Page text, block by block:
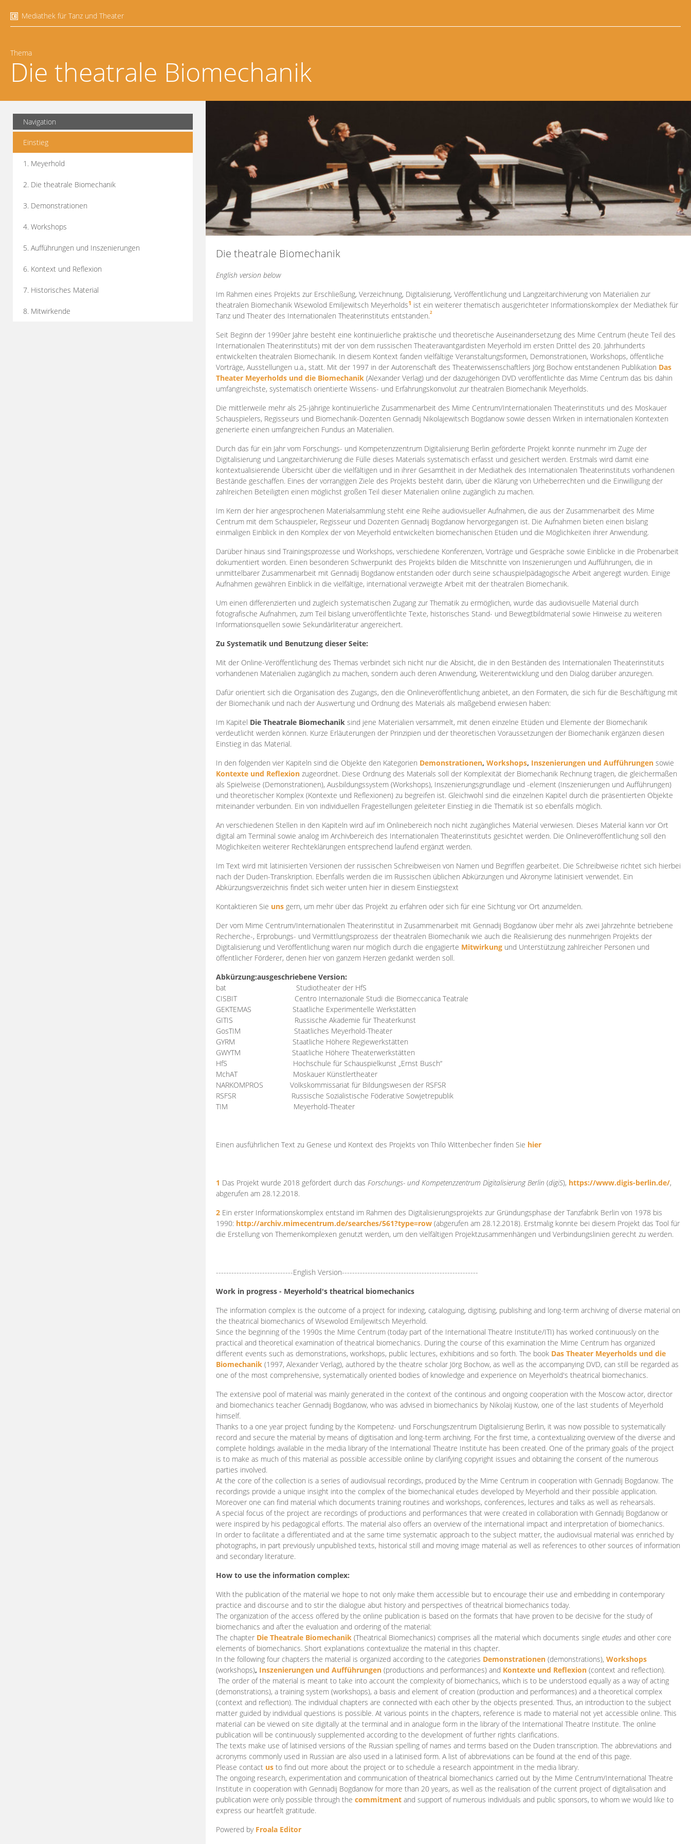
Mediathek für Tanz und Theater
Thema
Die theatrale Biomechanik
Navigation
Einstieg
1. Meyerhold
2. Die theatrale Biomechanik
3. Demonstrationen
4. Workshops
5. Aufführungen und Inszenierungen
6. Kontext und Reflexion
7. Historisches Material
8. Mitwirkende
Die theatrale Biomechanik
English version below
Im Rahmen eines Projekts zur Erschließung, Verzeichnung, Digitalisierung, Veröffentlichung und Langzeitarchivierung von Materialien zur
theatralen Biomechanik Wsewolod Emiljewitsch Meyerholds1 ist ein weiterer thematisch ausgerichteter Informationskomplex der Mediathek für
Tanz und Theater des Internationalen Theaterinstituts entstanden.2
Seit Beginn der 1990er Jahre besteht eine kontinuierliche praktische und theoretische Auseinandersetzung des Mime Centrum (heute Teil des
Internationalen Theaterinstituts) mit der von dem russischen Theateravantgardisten Meyerhold im ersten Drittel des 20. Jahrhunderts
entwickelten theatralen Biomechanik. In diesem Kontext fanden vielfältige Veranstaltungsformen, Demonstrationen, Workshops, öffentliche
Vorträge, Ausstellungen u.a., statt. Mit der 1997 in der Autorenschaft des Theaterwissenschaftlers Jörg Bochow entstandenen Publikation Das
Theater Meyerholds und die Biomechanik (Alexander Verlag) und der dazugehörigen DVD veröffentlichte das Mime Centrum das bis dahin
umfangreichste, systematisch orientierte Wissens- und Erfahrungskonvolut zur theatralen Biomechanik Meyerholds.
Die mittlerweile mehr als 25-jährige kontinuierliche Zusammenarbeit des Mime Centrum/Internationalen Theaterinstituts und des Moskauer
Schauspielers, Regisseurs und Biomechanik-Dozenten Gennadij Nikolajewitsch Bogdanow sowie dessen Wirken in internationalen Kontexten
generierte einen umfangreichen Fundus an Materialien.
Durch das für ein Jahr vom Forschungs- und Kompetenzzentrum Digitalisierung Berlin geförderte Projekt konnte nunmehr im Zuge der
Digitalisierung und Langzeitarchivierung die Fülle dieses Materials systematisch erfasst und gesichert werden. Erstmals wird damit eine
kontextualisierende Übersicht über die vielfältigen und in ihrer Gesamtheit in der Mediathek des Internationalen Theaterinstituts vorhandenen
Bestände geschaffen. Eines der vorrangigen Ziele des Projekts besteht darin, über die Klärung von Urheberrechten und die Einwilligung der
zahlreichen Beteiligten einen möglichst großen Teil dieser Materialien online zugänglich zu machen.
Im Kern der hier angesprochenen Materialsammlung steht eine Reihe audiovisueller Aufnahmen, die aus der Zusammenarbeit des Mime
Centrum mit dem Schauspieler, Regisseur und Dozenten Gennadij Bogdanow hervorgegangen ist. Die Aufnahmen bieten einen bislang
einmaligen Einblick in den Komplex der von Meyerhold entwickelten biomechanischen Etüden und die Möglichkeiten ihrer Anwendung.
Darüber hinaus sind Trainingsprozesse und Workshops, verschiedene Konferenzen, Vorträge und Gespräche sowie Einblicke in die Probenarbeit
dokumentiert worden. Einen besonderen Schwerpunkt des Projekts bilden die Mitschnitte von Inszenierungen und Aufführungen, die in
unmittelbarer Zusammenarbeit mit Gennadij Bogdanow entstanden oder durch seine schauspielpädagogische Arbeit angeregt wurden. Einige
Aufnahmen gewähren Einblick in die vielfältige, international verzweigte Arbeit mit der theatralen Biomechanik.
Um einen differenzierten und zugleich systematischen Zugang zur Thematik zu ermöglichen, wurde das audiovisuelle Material durch
fotografische Aufnahmen, zum Teil bislang unveröffentlichte Texte, historisches Stand- und Bewegtbildmaterial sowie Hinweise zu weiteren
Informationsquellen sowie Sekundärliteratur angereichert.
Zu Systematik und Benutzung dieser Seite:
Mit der Online-Veröffentlichung des Themas verbindet sich nicht nur die Absicht, die in den Beständen des Internationalen Theaterinstituts
vorhandenen Materialien zugänglich zu machen, sondern auch deren Anwendung, Weiterentwicklung und den Dialog darüber anzuregen.
Dafür orientiert sich die Organisation des Zugangs, den die Onlineveröffentlichung anbietet, an den Formaten, die sich für die Beschäftigung mit
der Biomechanik und nach der Auswertung und Ordnung des Materials als maßgebend erwiesen haben:
Im Kapitel Die Theatrale Biomechanik sind jene Materialien versammelt, mit denen einzelne Etüden und Elemente der Biomechanik
verdeutlicht werden können. Kurze Erläuterungen der Prinzipien und der theoretischen Voraussetzungen der Biomechanik ergänzen diesen
Einstieg in das Material.
In den folgenden vier Kapiteln sind die Objekte den Kategorien Demonstrationen, Workshops, Inszenierungen und Aufführungen sowie
Kontexte und Reflexion zugeordnet. Diese Ordnung des Materials soll der Komplexität der Biomechanik Rechnung tragen, die gleichermaßen
als Spielweise (Demonstrationen), Ausbildungssystem (Workshops), Inszenierungsgrundlage und -element (Inszenierungen und Aufführungen)
und theoretischer Komplex (Kontexte und Reflexionen) zu begreifen ist. Gleichwohl sind die einzelnen Kapitel durch die präsentierten Objekte
miteinander verbunden. Ein von individuellen Fragestellungen geleiteter Einstieg in die Thematik ist so ebenfalls möglich.
An verschiedenen Stellen in den Kapiteln wird auf im Onlinebereich noch nicht zugängliches Material verwiesen. Dieses Material kann vor Ort
digital am Terminal sowie analog im Archivbereich des Internationalen Theaterinstituts gesichtet werden. Die Onlineveröffentlichung soll den
Möglichkeiten weiterer Rechteklärungen entsprechend laufend ergänzt werden.
Im Text wird mit latinisierten Versionen der russischen Schreibweisen von Namen und Begriffen gearbeitet. Die Schreibweise richtet sich hierbei
nach der Duden-Transkription. Ebenfalls werden die im Russischen üblichen Abkürzungen und Akronyme latinisiert verwendet. Ein
Abkürzungsverzeichnis findet sich weiter unten hier in diesem Einstiegstext
Kontaktieren Sie uns gern, um mehr über das Projekt zu erfahren oder sich für eine Sichtung vor Ort anzumelden.
Der vom Mime Centrum/Internationalen Theaterinstitut in Zusammenarbeit mit Gennadij Bogdanow über mehr als zwei Jahrzehnte betriebene
Recherche-, Erprobungs- und Vermittlungsprozess der theatralen Biomechanik wie auch die Realisierung des nunmehrigen Projekts der
Digitalisierung und Veröffentlichung waren nur möglich durch die engagierte Mitwirkung und Unterstützung zahlreicher Personen und
öffentlicher Förderer, denen hier von ganzem Herzen gedankt werden soll.
Abkürzung:ausgeschriebene Version:
bat
Studiotheater der HfS
CISBIT
Centro Internazionale Studi die Biomeccanica Teatrale
GEKTEMAS
Staatliche Experimentelle Werkstätten
GITIS
Russische Akademie für Theaterkunst
GosTIM
Staatliches Meyerhold-Theater
GYRM
Staatliche Höhere Regiewerkstätten
GWYTM
Staatliche Höhere Theaterwerkstätten
HfS
Hochschule für Schauspielkunst „Ernst Busch“
MchAT
Moskauer Künstlertheater
NARKOMPROS
Volkskommissariat für Bildungswesen der RSFSR
RSFSR
Russische Sozialistische Föderative Sowjetrepublik
TIM Meyerhold-Theater
Einen ausführlichen Text zu Genese und Kontext des Projekts von Thilo Wittenbecher finden Sie hier
1 Das Projekt wurde 2018 gefördert durch das Forschungs- und Kompetenzzentrum DigitalisierungBerlin (digiS), https://www.digis-berlin.de/,
abgerufen am 28.12.2018.
2 Ein erster Informationskomplex entstand im Rahmen des Digitalisierungsprojekts zur Gründungsphase der Tanzfabrik Berlin von 1978 bis
1990: http://archiv.mimecentrum.de/searches/561?type=row (abgerufen am 28.12.2018). Erstmalig konnte bei diesem Projekt das Tool für
die Erstellung von Themenkomplexen genutzt werden, um den vielfältigen Projektzusammenhängen und Verbindungslinien gerecht zu werden.
------------------------------English Version-----------------------------------------------------
Work in progress - Meyerhold's theatrical biomechanics
The information complex is the outcome of a project for indexing, cataloguing, digitising, publishing and long-term archiving of diverse material on
the theatrical biomechanics of Wsewolod Emiljewitsch Meyerhold.
Since the beginning of the 1990s the Mime Centrum (today part of the International Theatre Institute/ITI) has worked continuously on the
practical and theoretical examination of theatrical biomechanics. During the course of this examination the Mime Centrum has organized
different events such as demonstrations, workshops, public lectures, exhibitions and so forth. The book Das Theater Meyerholds und die
Biomechanik (1997, Alexander Verlag), authored by the theatre scholar Jörg Bochow, as well as the accompanying DVD, can still be regarded as
one of the most comprehensive, systematically oriented bodies of knowledge and experience on Meyerhold's theatrical biomechanics.
The extensive pool of material was mainly generated in the context of the continous and ongoing cooperation with the Moscow actor, director
and biomechanics teacher Gennadij Bogdanow, who was advised in biomechanics by Nikolaij Kustow, one of the last students of Meyerhold
himself.
Thanks to a one year project funding by the Kompetenz- und Forschungszentrum Digitalisierung Berlin, it was now possible to systematically
record and secure the material by means of digitisation and long-term archiving. For the first time, a contextualizing overview of the diverse and
complete holdings available in the media library of the International Theatre Institute has been created. One of the primary goals of the project
is to make as much of this material as possible accessible online by clarifying copyright issues and obtaining the consent of the numerous
parties involved.
At the core of the collection is a series of audiovisual recordings, produced by the Mime Centrum in cooperation with Gennadij Bogdanow. The
recordings provide a unique insight into the complex of the biomechanical etudes developed by Meyerhold and their possible application.
Moreover one can find material which documents training routines and workshops, conferences, lectures and talks as well as rehearsals.
A special focus of the project are recordings of productions and performances that were created in collaboration with Gennadij Bogdanow or
were inspired by his pedagogical efforts. The material also offers an overview of the international impact and interpretation of biomechanics.
In order to facilitate a differentiated and at the same time systematic approach to the subject matter, the audiovisual material was enriched by
photographs, in part previously unpublished texts, historical still and moving image material as well as references to other sources of information
and secondary literature.
How to use the information complex:
With the publication of the material we hope to not only make them accessible but to encourage their use and embedding in contemporary
practice and discourse and to stir the dialogue abut history and perspectives of theatrical biomechanics today.
The organization of the access offered by the online publication is based on the formats that have proven to be decisive for the study of
biomechanics and after the evaluation and ordering of the material:
The chapter Die Theatrale Biomechanik (Theatrical Biomechanics) comprises all the material which documents single etudes and other core
elements of biomechanics. Short explanations contextualize the material in this chapter.
In the following four chapters the material is organized according to the categories Demonstrationen (demonstrations), Workshops
(workshops), Inszenierungen und Aufführungen (productions and performances) and Kontexte und Reflexion (context and reflection).
The order of the material is meant to take into account the complexity of biomechanics, which is to be understood equally as a way of acting
(demonstrations), a training system (workshops), a basis and element of creation (production and performances) and a theoretical complex
(context and reflection). The individual chapters are connected with each other by the objects presented. Thus, an introduction to the subject
matter guided by individual questions is possible. At various points in the chapters, reference is made to material not yet accessible online. This
material can be viewed on site digitally at the terminal and in analogue form in the library of the International Theatre Institute. The online
publication will be continuously supplemented according to the development of further rights clarifications.
The texts make use of latinised versions of the Russian spelling of names and terms based on the Duden transcription. The abbreviations and
acronyms commonly used in Russian are also used in a latinised form. A list of abbreviations can be found at the end of this page.
Please contact us to find out more about the project or to schedule a research appointment in the media library.
The ongoing research, experimentation and communication of theatrical biomechanics carried out by the Mime Centrum/International Theatre
Institute in cooperation with Gennadij Bogdanow for more than 20 years, as well as the realisation of the current project of digitalisation and
publication were only possible through the commitment and support of numerous individuals and public sponsors, to whom we would like to
express our heartfelt gratitude.
Powered by Froala Editor